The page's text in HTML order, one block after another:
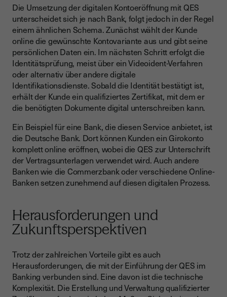
Die Umsetzung der digitalen Kontoeröffnung mit QES
unterscheidet sich je nach Bank, folgt jedoch in der Regel
einem ähnlichen Schema. Zunächst wählt der Kunde
online die gewünschte Kontovariante aus und gibt seine
persönlichen Daten ein. Im nächsten Schritt erfolgt die
Identitätsprüfung, meist über ein Videoident-Verfahren
oder alternativ über andere digitale
Identifikationsdienste. Sobald die Identität bestätigt ist,
erhält der Kunde ein qualifiziertes Zertifikat, mit dem er
die benötigten Dokumente digital unterschreiben kann.
Ein Beispiel für eine Bank, die diesen Service anbietet, ist
die Deutsche Bank. Dort können Kunden ein Girokonto
komplett online eröffnen, wobei die QES zur Unterschrift
der Vertragsunterlagen verwendet wird. Auch andere
Banken wie die Commerzbank oder verschiedene Online-
Banken setzen zunehmend auf diesen digitalen Prozess.
Herausforderungen und
Zukunftsperspektiven
Trotz der zahlreichen Vorteile gibt es auch
Herausforderungen, die mit der Einführung der QES im
Banking verbunden sind. Eine davon ist die technische
Komplexität. Die Erstellung und Verwaltung qualifizierter